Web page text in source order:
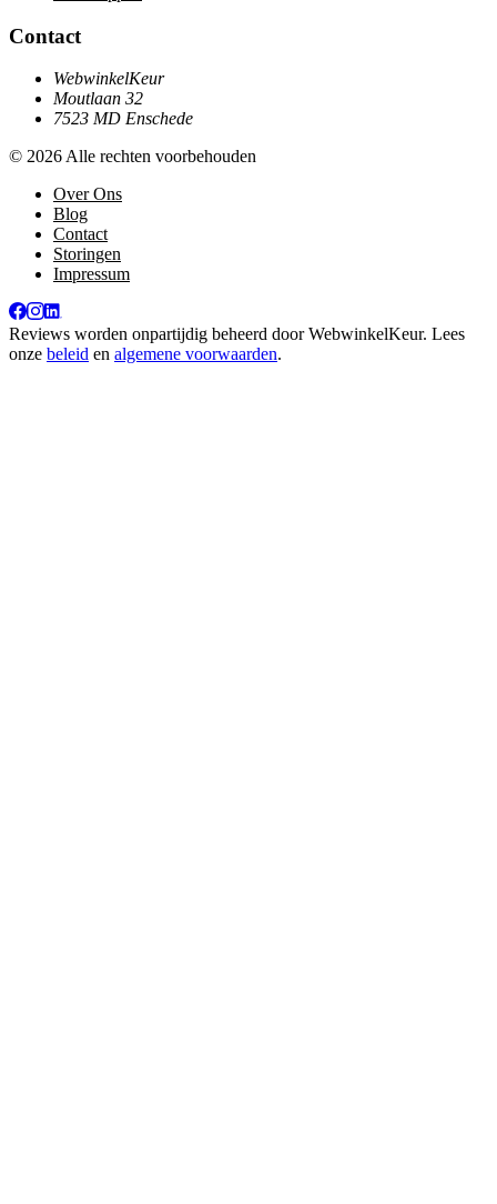
Contact
WebwinkelKeur
Moutlaan 32
7523 MD Enschede
© 2026 Alle rechten voorbehouden
Over Ons
Blog
Contact
Storingen
Impressum
Reviews worden onpartijdig beheerd doorWebwinkelKeur. Lees
onze beleid en algemene voorwaarden.